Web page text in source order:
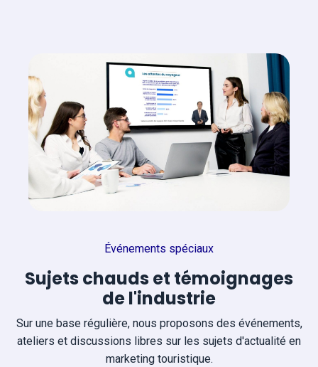
Événements spéciaux
Sujets chauds et témoignages
de l'industrie
Sur une base régulière, nous proposons des événements,
ateliers et discussions libres sur les sujets d'actualité en
marketing touristique.